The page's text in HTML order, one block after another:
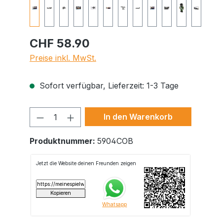
CHF 58.90
Preise inkl. MwSt.
Sofort verfügbar, Lieferzeit: 1-3 Tage
Produkt Anzahl: Gib den
In den Warenkorb
Produktnummer: 5904COB